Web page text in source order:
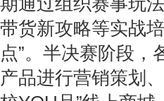
带货新攻略等实战
点”。半决赛阶段，
产品进行营销策划